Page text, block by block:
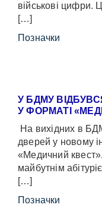
військові цифри.
[…]
Позначки
У БДМУ
У ФОРМАТІ
На вихідних в
дверей у новому
«Медичний
майбутнім
[…]
Позначки